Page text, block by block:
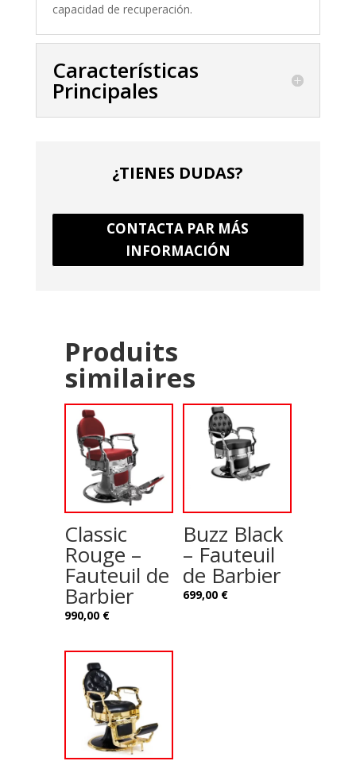
capacidad de recuperación.
Características
Principales
¿TIENES DUDAS?
CONTACTA PAR MÁS
INFORMACIÓN
Produits
similaires
Classic
Rouge –
Fauteuil de
Barbier
990,00 €
Buzz Black
– Fauteuil
de Barbier
699,00 €